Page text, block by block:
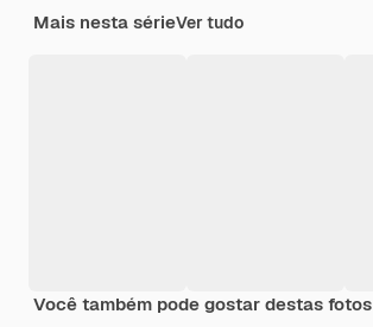
Mais nesta sérieVer tudo
Você também pode gostar destas fotos